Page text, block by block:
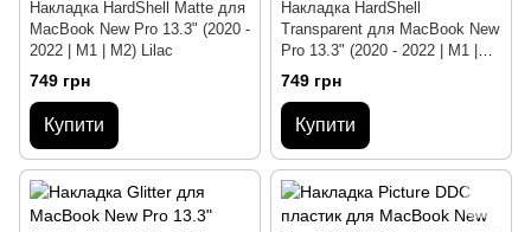
Накладка HardShell Matte для
MacBook New Pro 13.3" (2020 -
2022 | M1 | M2) Lilac
749 грн
Купити
Накладка HardShell
Transparent для MacBook New
Pro 13.3" (2020 - 2022 | M1 |
M2) Black
749 грн
Купити